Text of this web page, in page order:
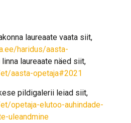
laureaate vaata siit,
haridus/aasta-
linna laureaate näed siit,
aasta-opetaja#2021
pildigalerii leiad siit,
opetaja-elutoo-auhindade-
uleandmine